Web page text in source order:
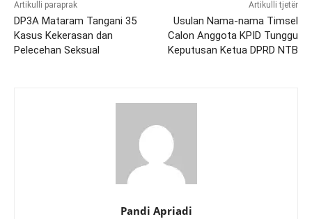
Artikulli paraprak
DP3A Mataram Tangani 35
Kasus Kekerasan dan
Pelecehan Seksual
Artikulli tjetër
Usulan Nama-nama Timsel
Calon Anggota KPID Tunggu
Keputusan Ketua DPRD NTB
Pandi Apriadi